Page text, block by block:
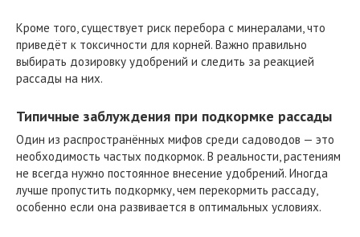
Кроме того, существует риск перебора с минералами, что
приведёт к токсичности для корней. Важно правильно
выбирать дозировку удобрений и следить за реакцией
рассады на них.
Типичные заблуждения при подкормке рассады
Один из распространённых мифов среди садоводов — это
необходимость частых подкормок. В реальности, растениям
не всегда нужно постоянное внесение удобрений. Иногда
лучше пропустить подкормку, чем перекормить рассаду,
особенно если она развивается в оптимальных условиях.